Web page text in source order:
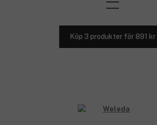
Köp 3 produkter för 891 kr